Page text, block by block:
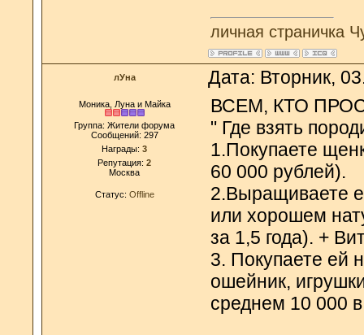
личная страничка
лУна Дата: Вторник,
Моника, Луна и Майка
Группа: Жители форума
Сообщений: 297
Награды: 3
Репутация: 2
Москва
Статус: Offline
ВСЕМ, КТО
" Где взять
1.Покупаете
60 000 рублей).
2.Выращиваете
или хорошем
за 1,5 года). +
3. Покупаете ей
ошейник,
среднем 10 000 в